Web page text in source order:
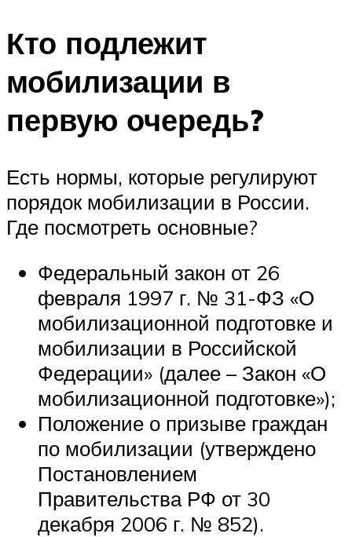
Кто подлежит
мобилизации в
первую очередь?
Есть нормы, которые регулируют
порядок мобилизации в России.
Где посмотреть основные?
Федеральный закон от 26
февраля 1997 г. № 31-ФЗ «О
мобилизационной подготовке и
мобилизации в Российской
Федерации» (далее – Закон «О
мобилизационной подготовке»);
Положение о призыве граждан
по мобилизации (утверждено
Постановлением
Правительства РФ от 30
декабря 2006 г. № 852).